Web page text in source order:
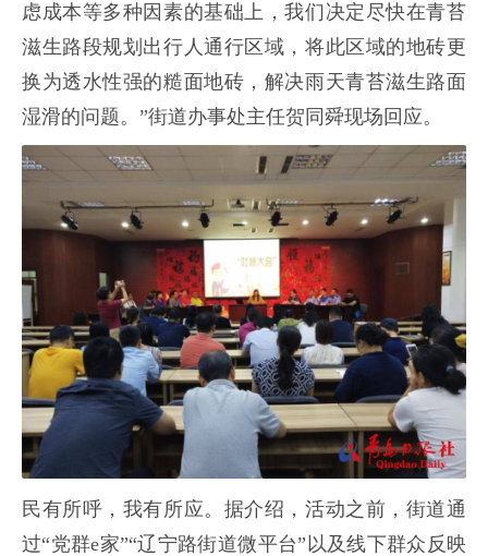
虑成本等多种因素的基础上，我们决定尽快在青苔
滋生路段规划出行人通行区域，将此区域的地砖更
换为透水性强的糙面地砖，解决雨天青苔滋生路面
湿滑的问题。”街道办事处主任贺同舜现场回应。
民有所呼，我有所应。据介绍，活动之前，街道通
过“党群e家”“辽宁路街道微平台”以及线下群众反映